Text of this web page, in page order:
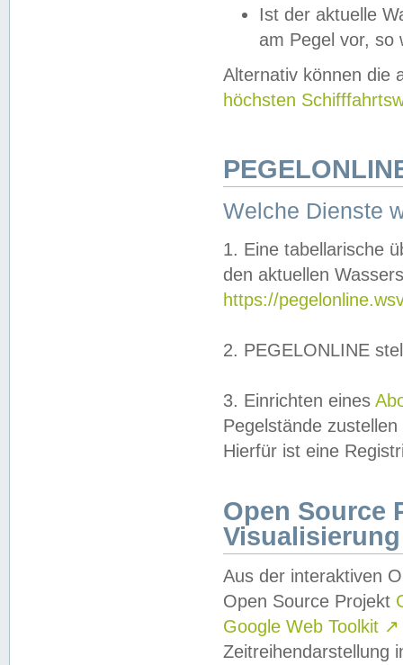
Ist der aktuelle
am Pegel vor,
Alternativ können die
höchsten
Welche Dienste
1. Eine tabellarische
den aktuellen
https://
2. PEGELONLINE
3. Einrichten eines
Pegelstände
Hierfür ist eine
Open Source
Visualisierung
Aus der interaktiven
Open Source Projekt
Google Web Toolkit ↗
Zeitreihendarstellung